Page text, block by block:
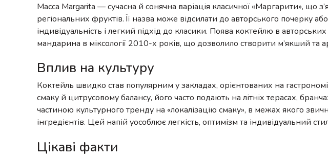
Macca Margarita — сучасна й сонячна варіація класичної «Маргарити», що
регіональних фруктів. Її назва може відсилати до авторського почерку
індивідуальність і легкий підхід до класики. Поява коктейлю в
мандарина в міксології 2010-х років, що дозволило створити м’якший та
Вплив на культуру
Коктейль швидко став популярним у закладах, орієнтованих на
смаку й цитрусовому балансу, його часто подають на літніх терасах,
частиною культурного тренду на «локалізацію смаку», в межах якого
інгредієнтів. Цей напій уособлює легкість, оптимізм та індивідуальний
Цікаві факти